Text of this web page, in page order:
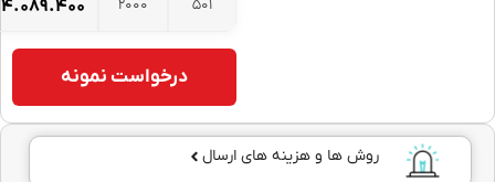
2000 ۴.۰۸۹.۴۰۰تومان
درخواست نمونه
روش ها و هزینه های ارسال